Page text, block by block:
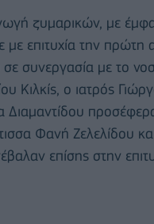
ζυμαρικών, με
επιτυχία την πρώτη
με το
ο ιατρός
Φανή Ζελελίδου
επίσης στην